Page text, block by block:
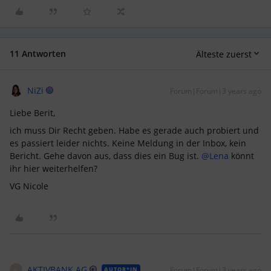
11 Antworten Älteste zuerst
NiZi Forum|Forum|3 years ago
Liebe Berit,
ich muss Dir Recht geben. Habe es gerade auch probiert und
es passiert leider nichts. Keine Meldung in der Inbox, kein
Bericht. Gehe davon aus, dass dies ein Bug ist. @Lena könnt
ihr hier weiterhelfen?
VG Nicole